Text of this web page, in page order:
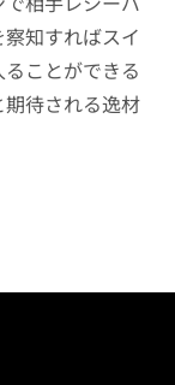
知すればスイ
ことができる
待される逸材